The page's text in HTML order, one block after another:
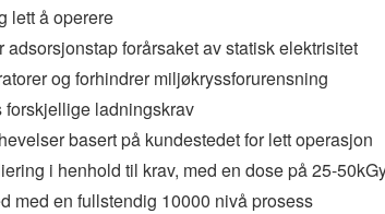
lett å operere
forårsaket av statisk elektrisitet
og forhindrer miljøkryssforurensning
forskjellige ladningskrav
basert på kundestedet for lett operasjon
i henhold til krav, med en dose på 25-
med en fullstendig 10000 nivå prosess